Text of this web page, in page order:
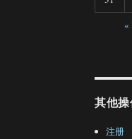
«
其他
注册